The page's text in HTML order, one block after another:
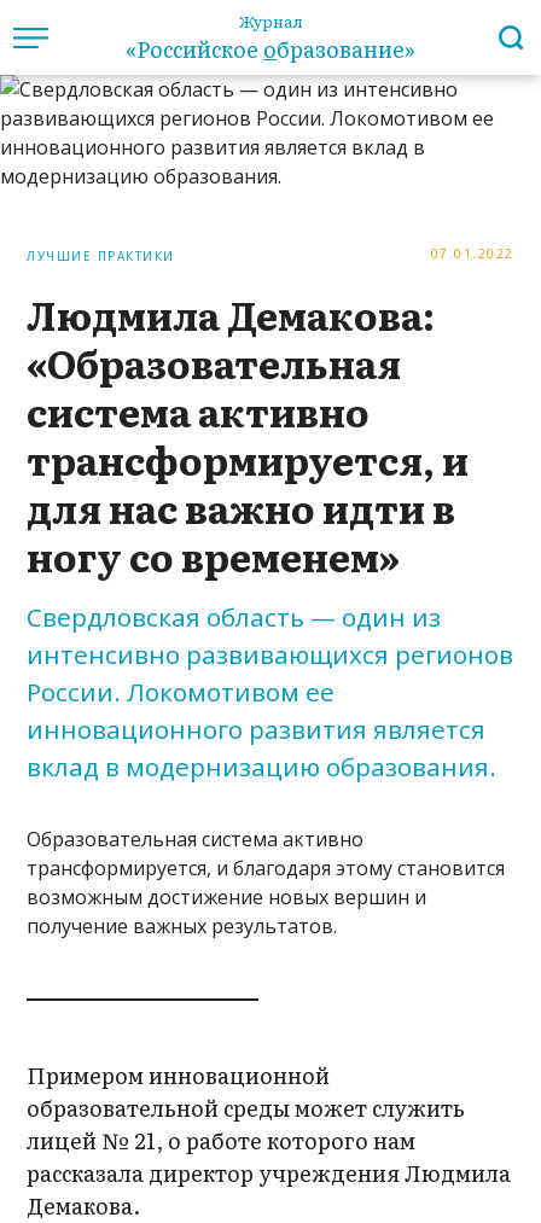
Журнал
«Российское образование»
ЛУЧШИЕ ПРАКТИКИ 07.01.2022
Людмила Демакова:
«Образовательная
система активно
трансформируется, и
для нас важно идти в
ногу со временем»
Свердловская область — один из
интенсивно развивающихся регионов
России. Локомотивом ее
инновационного развития является
вклад в модернизацию образования.
Образовательная система активно
трансформируется, и благодаря этому становится
возможным достижение новых вершин и
получение важных результатов.
Примером инновационной
образовательной среды может служить
лицей № 21, о работе которого нам
рассказала директор учреждения Людмила
Демакова.